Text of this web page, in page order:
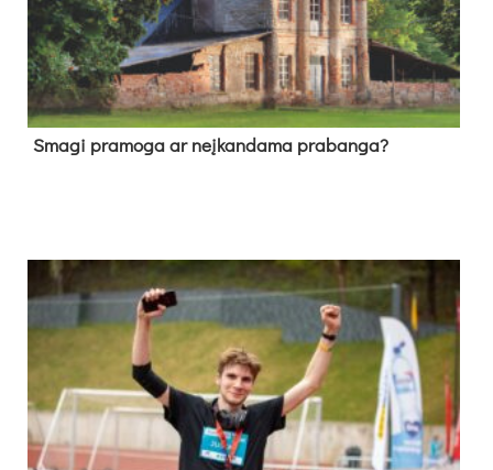
Sma­gi pra­mo­ga ar neį­kan­da­ma pra­ban­ga?